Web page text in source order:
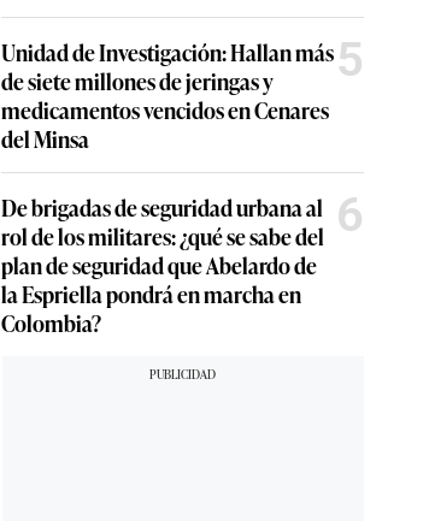
Unidad de Investigación: Hallan más
de siete millones de jeringas y
medicamentos vencidos en Cenares
del Minsa
5
De brigadas de seguridad urbana al
rol de los militares: ¿qué se sabe del
plan de seguridad que Abelardo de
la Espriella pondrá en marcha en
Colombia?
6